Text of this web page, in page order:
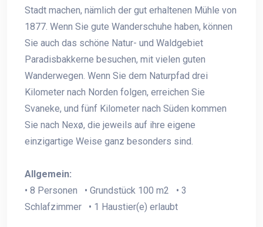
Stadt machen, nämlich der gut erhaltenen Mühle von
1877. Wenn Sie gute Wanderschuhe haben, können
Sie auch das schöne Natur- und Waldgebiet
Paradisbakkerne besuchen, mit vielen guten
Wanderwegen. Wenn Sie dem Naturpfad drei
Kilometer nach Norden folgen, erreichen Sie
Svaneke, und fünf Kilometer nach Süden kommen
Sie nach Nexø, die jeweils auf ihre eigene
einzigartige Weise ganz besonders sind.
Allgemein:
• 8 Personen • Grundstück 100 m2 • 3
Schlafzimmer • 1 Haustier(e) erlaubt